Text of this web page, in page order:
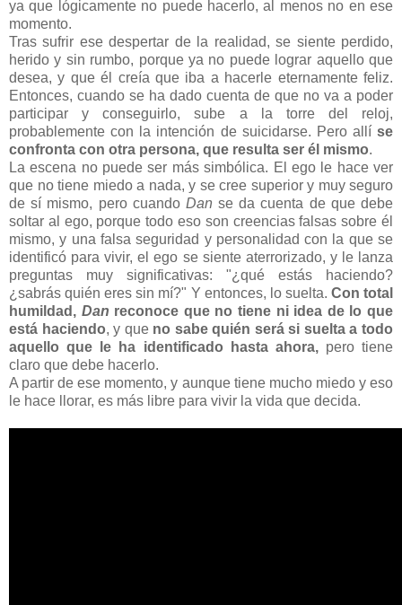
ya que lógicamente no puede hacerlo, al menos no en ese
momento.
Tras sufrir ese despertar de la realidad, se siente perdido,
herido y sin rumbo, porque ya no puede lograr aquello que
desea, y que él creía que iba a hacerle eternamente feliz.
Entonces, cuando se ha dado cuenta de que no va a poder
participar y conseguirlo, sube a la torre del reloj,
probablemente con la intención de suicidarse. Pero allí se
confronta con otra persona, que resulta ser él mismo.
La escena no puede ser más simbólica. El ego le hace ver
que no tiene miedo a nada, y se cree superior y muy seguro
de sí mismo, pero cuando Dan se da cuenta de que debe
soltar al ego, porque todo eso son creencias falsas sobre él
mismo, y una falsa seguridad y personalidad con la que se
identificó para vivir, el ego se siente aterrorizado, y le lanza
preguntas muy significativas: "¿qué estás haciendo?
¿sabrás quién eres sin mí?" Y entonces, lo suelta. Con total
humildad, Dan reconoce que no tiene ni idea de lo que
está haciendo, y que no sabe quién será si suelta a todo
aquello que le ha identificado hasta ahora,pero tiene
claro que debe hacerlo.
A partir de ese momento, y aunque tiene mucho miedo y eso
le hace llorar, es más libre para vivir la vida que decida.